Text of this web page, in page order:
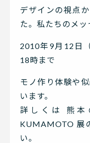
デザインの視点
た。私たちのメッ
2010年9月12日
18時まで
モノ作り体験や
います。
詳しくは 熊本
KUMAMOTO 展
い。